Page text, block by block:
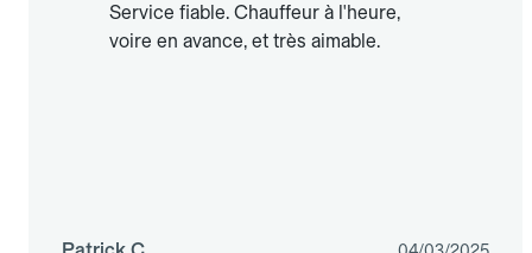
Service fiable. Chauffeur à l'heure,
voire en avance, et très aimable.